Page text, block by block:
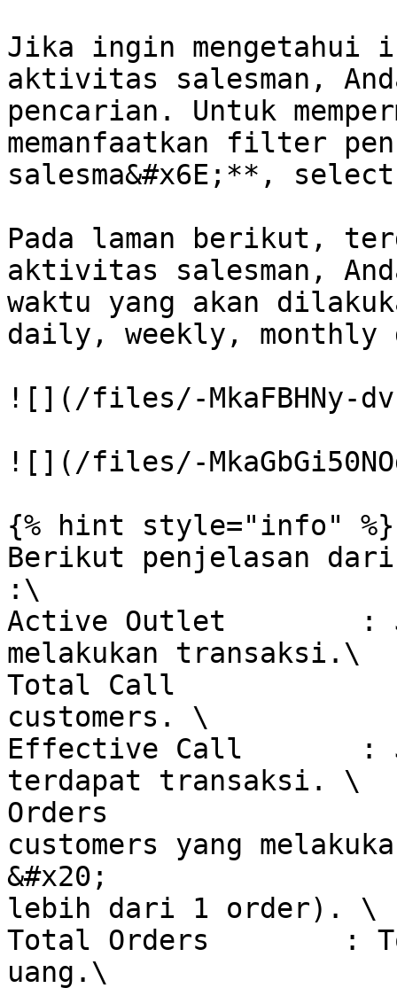
Jika ingin
aktivitas salesman,
pencarian. Untuk
memanfaatkan filter
salesma&#x6E;**,
Pada laman berikut,
aktivitas salesman,
waktu yang akan
daily, weekly, monthly
![](/files/-MkaFBHNy-
![](/files/-
{% hint style="info" %}
Berikut penjelasan dari
:\
Active Outlet        :
melakukan transaksi.\
Total Call              :
customers. \
Effective Call       :
terdapat transaksi. \
Orders                  :
customers yang
&#x20;
lebih dari 1 order). \
Total Orders        :
uang.\